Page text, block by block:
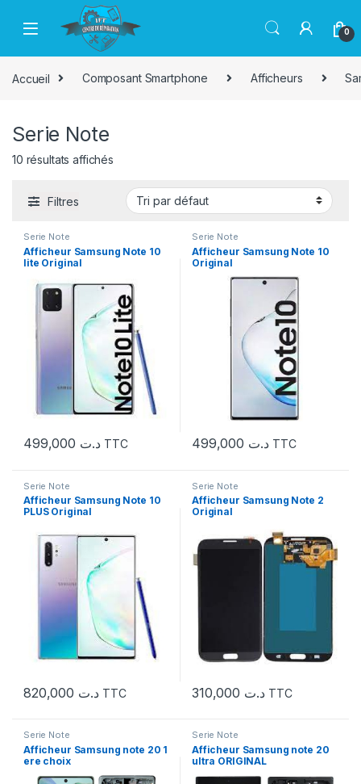
Passer à la navigation
Aller au contenu
0
Accueil Composant Smartphone Afficheurs
Serie Note
10 résultats affichés
Filtres
Serie Note
Afficheur Samsung Note 10
lite Original
د.ت TTC
Serie Note
Afficheur Samsung Note 10
Original
د.ت TTC
Serie Note
Afficheur Samsung Note 10
PLUS Original
د.ت TTC
Serie Note
Afficheur Samsung Note 2
Original
د.ت TTC
Serie Note
Afficheur Samsung note 20 1
ere choix
Serie Note
Afficheur Samsung note 20
ultra ORIGINAL